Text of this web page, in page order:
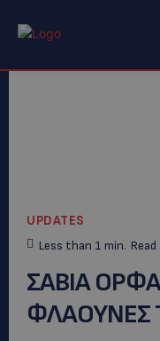
UPDATES
Less than 1 min. Read
ΣΑΒΙΑ